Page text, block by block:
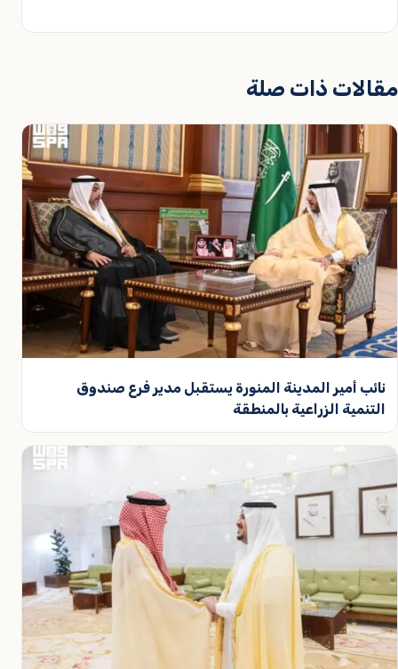
مقالات ذات صلة
نائب أمير المدينة المنورة يستقبل مدير فرع صندوق
التنمية الزراعية بالمنطقة